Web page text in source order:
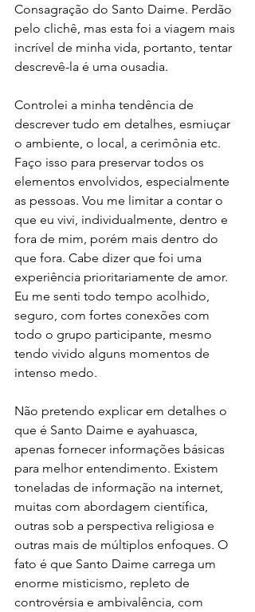
Consagração do Santo Daime. Perdão
pelo clichê, mas esta foi a viagem mais
incrível de minha vida, portanto, tentar
descrevê-la é uma ousadia.
Controlei a minha tendência de
descrever tudo em detalhes, esmiuçar
o ambiente, o local, a cerimônia etc.
Faço isso para preservar todos os
elementos envolvidos, especialmente
as pessoas. Vou me limitar a contar o
que eu vivi, individualmente, dentro e
fora de mim, porém mais dentro do
que fora. Cabe dizer que foi uma
experiência prioritariamente de amor.
Eu me senti todo tempo acolhido,
seguro, com fortes conexões com
todo o grupo participante, mesmo
tendo vivido alguns momentos de
intenso medo.
Não pretendo explicar em detalhes o
que é Santo Daime e ayahuasca,
apenas fornecer informações básicas
para melhor entendimento. Existem
toneladas de informação na internet,
muitas com abordagem científica,
outras sob a perspectiva religiosa e
outras mais de múltiplos enfoques. O
fato é que Santo Daime carrega um
enorme misticismo, repleto de
controvérsia e ambivalência, com